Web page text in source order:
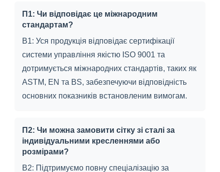
П1: Чи відповідає це міжнародним
стандартам?
В1: Уся продукція відповідає сертифікації
системи управління якістю ISO 9001 та
дотримується міжнародних стандартів, таких як
ASTM, EN та BS, забезпечуючи відповідність
основних показників встановленим вимогам.
П2: Чи можна замовити сітку зі сталі за
індивідуальними кресленнями або
розмірами?
В2: Підтримуємо повну спеціалізацію за